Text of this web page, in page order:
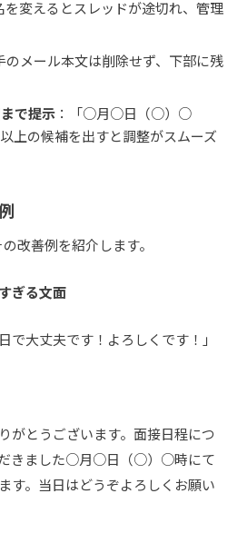
を変えるとスレッドが途切れ、管理
のメール本文は削除せず、下部に残
で提示 ：「○月○日（○）○
上の候補を出すと調整がスムーズ
改善例を紹介します。
ぎる文面
大丈夫です！よろしくです！」
がとうございます。面接日程につ
だきました○月○日（○）○時にて
す。当日はどうぞよろしくお願い